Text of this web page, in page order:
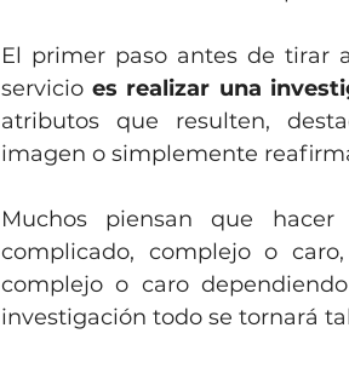
El primer paso antes de tirar
servicio es realizar una
atributos que resulten,
imagen o simplemente
Muchos piensan que
complicado, complejo o
complejo o caro
investigación todo se tornará